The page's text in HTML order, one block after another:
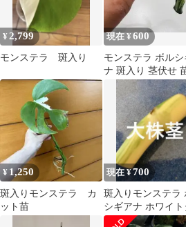
¥ 2,799
モンステラ 斑入り
現在 ¥600
モンステラ ボルシ
ナ 斑入り 茎伏せ
¥ 1,250
斑入りモンステラ カ
ット苗
現在 ¥700
斑入りモンステラ
シギアナ ホワイト
ガー （カット茎）